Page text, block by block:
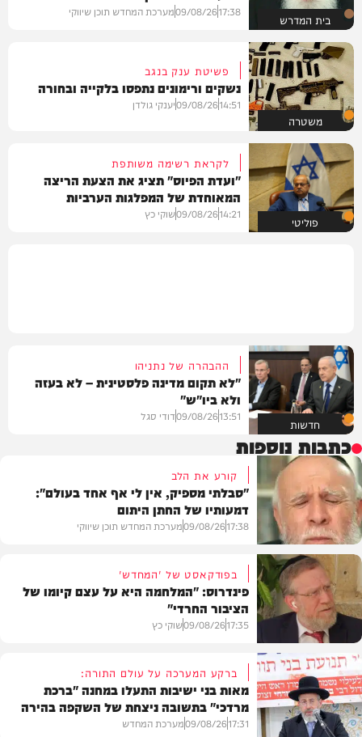
בית המדרש 17:38
09/08/26מערכת המחדש תוכן שיווקי
משטרה
פשיטת ענק בנגב
נשקים ורימונים נתפסו בלקייה ובחורה
14:51
09/08/26יענקי גולדן
פוליטי
לקראת רשימה משותפת
"ועדת הפיוס" תציג את הצעת הריצה
המאוחדת של המפלגות הערביות
14:21
09/08/26שוקי כץ
חדשות
ההבהרה של נתניהו
"לא תקום מדינה פלסטינית – לא בעזה
ולא ביו"ש"
13:51
09/08/26דודי סגל
כתבות נוספות
בית המדרש
קורע את הלב
"סבלתי מספיק, אין לי אף אחד בעולם":
דמעותיו של החתן היתום
17:38
09/08/26מערכת המחדש תוכן שיווקי
פוליטי
בפודקאסט של 'המחדש'
פינדרוס: "המלחמה היא על עצם קיומו של
הציבור החרדי"
17:35
09/08/26שוקי כץ
ברקע המערכה על עולם התורה:
מאות בני ישיבות התעלו במחנה "ברכת
מרדכי" בתשובה ניצחת של השקפה בהירה
17:31
09/08/26מערכת המחדש